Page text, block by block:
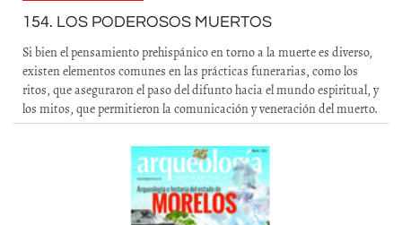
154. LOS PODEROSOS MUERTOS
Si bien el pensamiento prehispánico en torno a la muerte es diverso,
existen elementos comunes en las prácticas funerarias, como los
ritos, que aseguraron el paso del difunto hacia el mundo espiritual, y
los mitos, que permitieron la comunicación y veneración del muerto.